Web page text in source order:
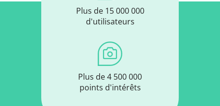
Plus de 15 000 000
d'utilisateurs
Plus de 4 500 000
points d'intérêts